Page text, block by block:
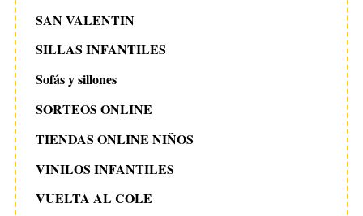
SAN VALENTIN
SILLAS INFANTILES
Sofás y sillones
SORTEOS ONLINE
TIENDAS ONLINE NIÑOS
VINILOS INFANTILES
VUELTA AL COLE